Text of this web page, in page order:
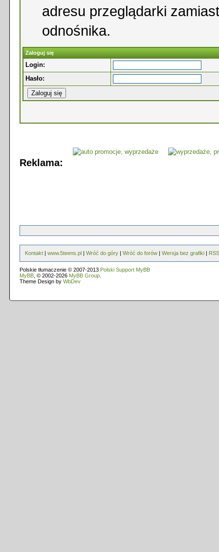
adresu przeglądarki
odnośnika.
Zaloguj się
Login:
Hasło:
Reklama:
Kontakt | www.5teens.pl | Wróć do góry | Wróć do forów | Wersja bez grafiki | RSS
Polskie tłumaczenie © 2007-2013 Polski Support MyBB
MyBB , © 2002-2026 MyBB Group
Theme Design by WbDev